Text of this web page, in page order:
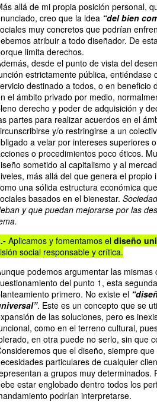
allá de mi propia posición personal,
creo que la idea “del bien
muy concretos que podrían
atribuir a todo diseñador. De
limita derechos.
desde el punto de vista del
estrictamente pública,
destinado a todos, o en
el ámbito privado por medio,
derecho y poder de adquisición y
partes para realizar acuerdos en el
y/o restringirse a un
a velar por intereses superiores
o procedimientos poco éticos.
sometido al capitalismo y al
más allá del que genera el
una sólida estructura económica
basados en el bienestar.
y que puedan mejorarse por las
Aplicamos y fomentamos el diseño
social responsable y crítica.
podemos argumentar las
del punto 1, esta
primero. No existe el
. Este es un concepto que se
de las soluciones, pero es
como en el terreno cultural,
en otra puede no serlo, sin que
que el diseño, siempre que
particulares de cualquier
a grupos muy
estar englobado dentro todos los
podrían interpretarse.